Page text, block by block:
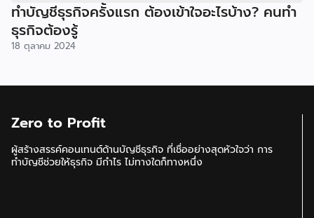
ทำบัญชีธุรกิจครั้งแรก ต้องเข้าใจอะไรบ้าง? คนทำ
ธุรกิจต้องรู้
18 ตุลาคม 2024
Zero to Profit
ผู้สร้างสรรค์คอนเทนต์ด้านบัญชีธุรกิจ ที่เชื่ออย่างสุดหัวใจว่า การ
ทำบัญชีช่วยให้ธุรกิจ มีกำไร ไม่ทางใดก็ทางหนึ่ง